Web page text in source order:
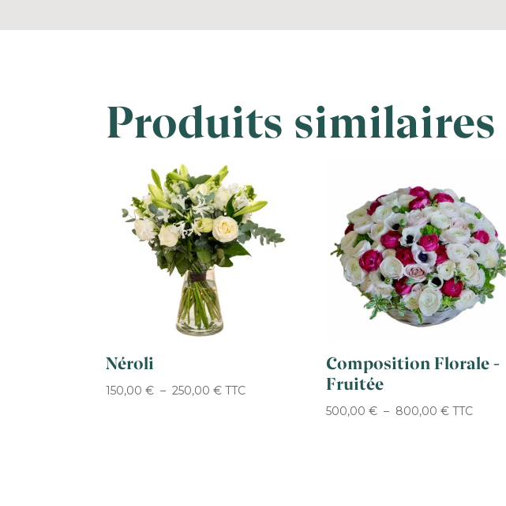
Produits similaires
Néroli
150,00€ – 250,00€Plage
TTC
Composition Florale –
Fruitée
500,00€ – 800,00€Plage
TTC